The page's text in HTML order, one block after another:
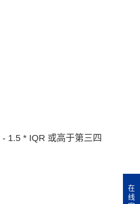
1.5 * IQR 或高于第三四
在
线